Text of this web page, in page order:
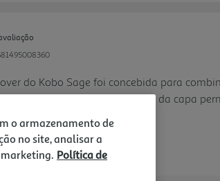
do Kobo Sage foi concebida para
eReader. Os ímanes no interior da capa
no sítio sem esforço, mantendo ao
do Kobo Sage. O suporte com duas
na vertical para poder ler nos modos
€
o armazenamento de
no site, analisar a
Política de